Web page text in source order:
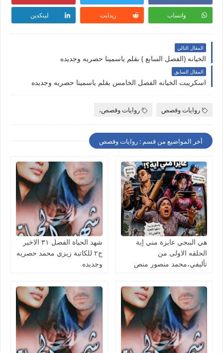
واتساب ريدايت لينكدين
المقال التالي
الخيانه (الفصل السابع ) بقلم ياسمينا حصريه وجديده
المقال السابق
اسكريبت الخيانه الفصل الخامس بقلم ياسمينا حصريه وجديده
روايات وقصص روايات وقصص،
أخر المواضيع من قسم : روايات وقصص
هي الببجي عايزة مني إية
الحلقه الاولى من
تأليفي،محمد منصور منص
شهد الحياة الفصل ٣١ الاخير
ج٢ للكاتبة زيزي محمد حصريه
وجديده